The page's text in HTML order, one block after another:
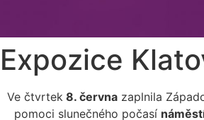
Expozice
Ve čtvrtek 8. června zaplnila
pomoci slunečného počasí